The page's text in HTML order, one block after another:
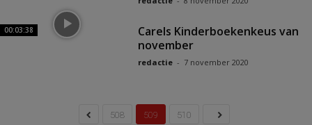
00:03:38
Carels Kinderboekenkeus van
november
redactie - 7 november 2020
508 509 510